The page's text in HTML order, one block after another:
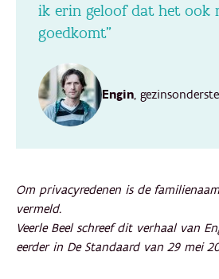
ik erin geloof dat het ook
goedkomt”
Engin,
Om privacyredenen is de
vermeld.
Veerle Beel schreef dit verhaal van
eerder in De Standaard van 29 mei